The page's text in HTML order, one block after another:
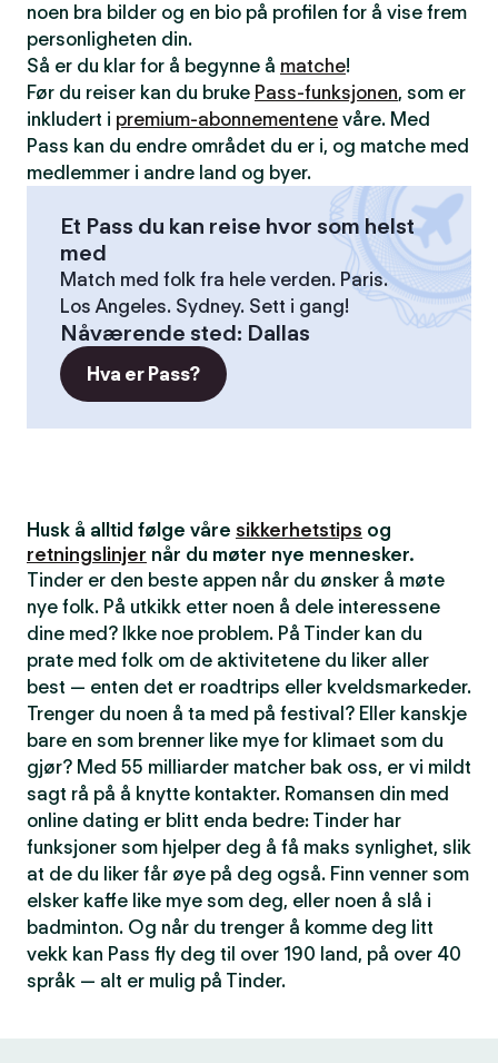
noen bra bilder og en bio på profilen for å vise frem
personligheten din.
Så er du klar for å begynne å matche!
Før du reiser kan du bruke Pass-funksjonen, som er
inkludert i premium-abonnementene våre. Med
Pass kan du endre området du er i, og matche med
medlemmer i andre land og byer.
Et Pass du kan reise hvor som helst
med
Match med folk fra hele verden. Paris.
Los Angeles. Sydney. Sett i gang!
Nåværende sted: Dallas
Hva er Pass?
Husk å alltid følge våre sikkerhetstips og
retningslinjer når du møter nye mennesker.
Tinder er den beste appen når du ønsker å møte
nye folk. På utkikk etter noen å dele interessene
dine med? Ikke noe problem. På Tinder kan du
prate med folk om de aktivitetene du liker aller
best — enten det er roadtrips eller kveldsmarkeder.
Trenger du noen å ta med på festival? Eller kanskje
bare en som brenner like mye for klimaet som du
gjør? Med 55 milliarder matcher bak oss, er vi mildt
sagt rå på å knytte kontakter. Romansen din med
online dating er blitt enda bedre: Tinder har
funksjoner som hjelper deg å få maks synlighet, slik
at de du liker får øye på deg også. Finn venner som
elsker kaffe like mye som deg, eller noen å slå i
badminton. Og når du trenger å komme deg litt
vekk kan Pass fly deg til over 190 land, på over 40
språk — alt er mulig på Tinder.